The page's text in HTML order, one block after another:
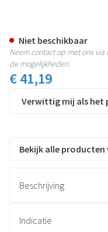
€ 41,19
Verwittig mij als het
Niet beschikbaar
Neem contact op met ons
de mogelijkheden.
Bekijk alle producten
Beschrijving
Indicatie